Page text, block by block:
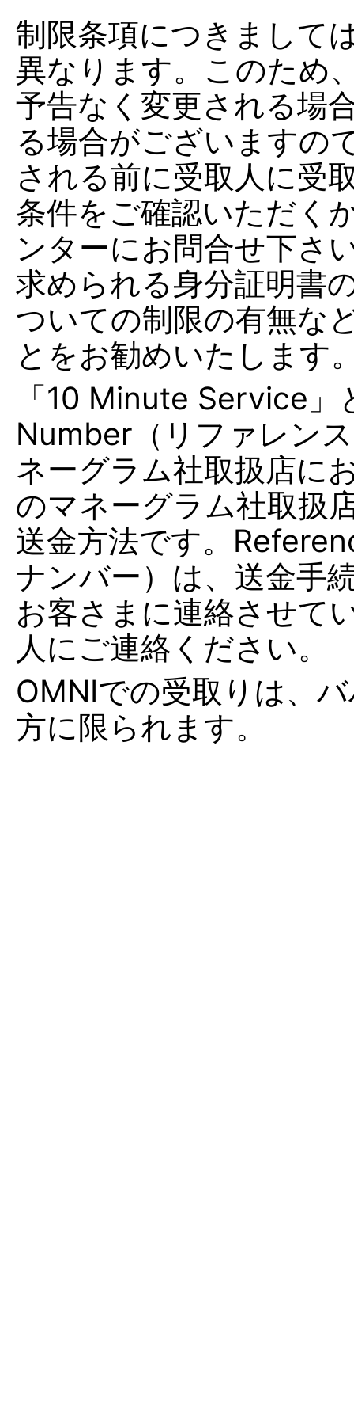
制限条項につきまして
異なります。このため
予告なく変更される場
る場合がございますの
される前に受取人に受
条件をご確認いただく
ンターにお問合せ下さ
求められる身分証明書
ついての制限の有無な
とをお勧めいたします
「10 Minute Service
Number（リファレン
ネーグラム社取扱店に
のマネーグラム社取扱
送金方法です。
ナンバー）は、送金手
お客さまに連絡させて
人にご連絡ください。
OMNIでの受取りは、
方に限られます。